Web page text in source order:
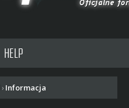
HELP
› Informacja